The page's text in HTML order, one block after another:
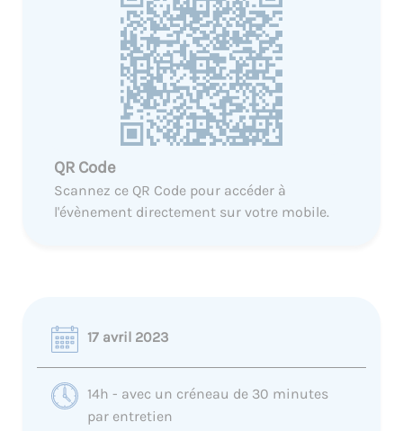
QR Code
Scannez ce QR Code pour accéder à
l'évènement directement sur votre mobile.
17 avril 2023
14h - avec un créneau de 30 minutes
par entretien